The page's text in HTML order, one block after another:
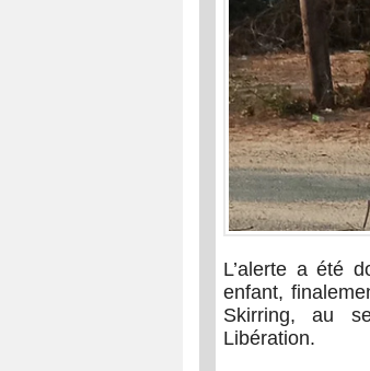
L’alerte a été
enfant,
Skirring, au
Libération.